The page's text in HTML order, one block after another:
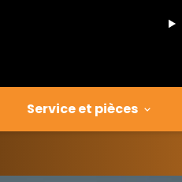
Service et pièces